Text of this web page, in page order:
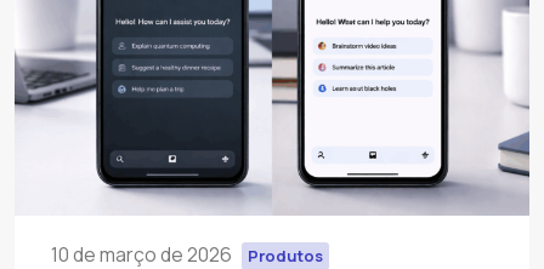
10 de março de 2026 Produtos